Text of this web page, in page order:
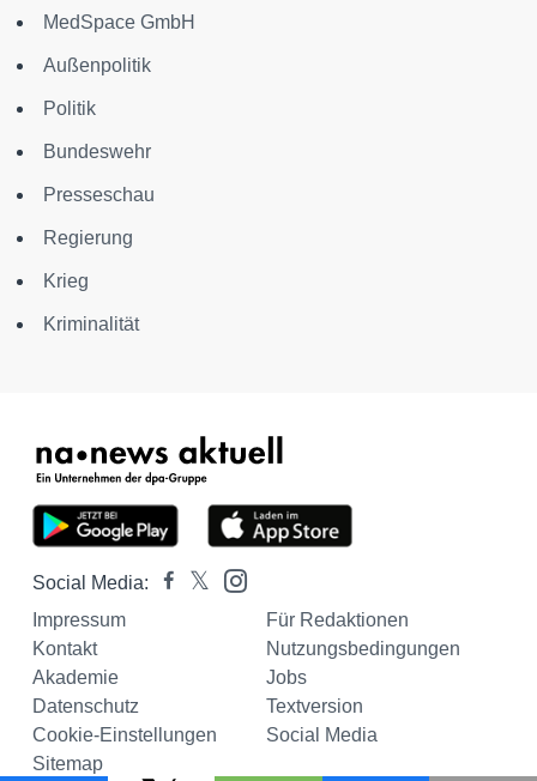
MedSpace GmbH
Außenpolitik
Politik
Bundeswehr
Presseschau
Regierung
Krieg
Kriminalität
Social Media:
Impressum
Für Redaktionen
Kontakt
Nutzungsbedingungen
Akademie
Jobs
Datenschutz
Textversion
Cookie-Einstellungen
Social Media
Sitemap